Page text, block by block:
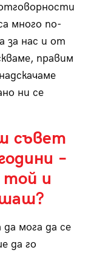
много по-
за нас и от
правим
ни се
съвет
–
той и
да мога да се
да го